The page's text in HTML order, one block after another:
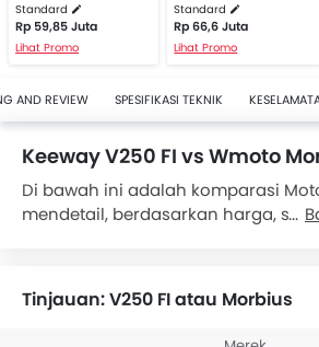
Standard
Rp 59,85 Juta
Lihat Promo
Standard
Rp 66,6 Juta
Lihat Promo
AND REVIEW SPESIFIKASI TEKNIK
Keeway V250 FI vs Wmoto
Di bawah ini adalah komparasi
mendetail, berdasarkan harga,
Sementara Wmoto Morbius dihargai
Secara spesifikasi,Keeway V250 FI
Wmoto
Tinjauan: V250 FI atau Morbius